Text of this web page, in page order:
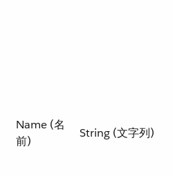
Name (名
前)
String (文字列)